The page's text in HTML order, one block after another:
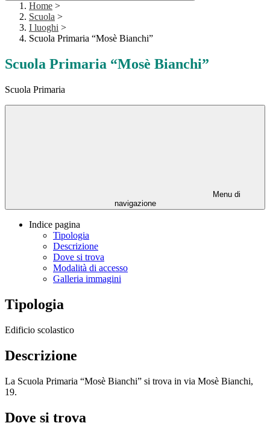
Home >
Scuola >
I luoghi >
Scuola Primaria “Mosè Bianchi”
Scuola Primaria “Mosè Bianchi”
Scuola Primaria
Menu di
navigazione
Indice pagina
Tipologia
Descrizione
Dove si trova
Modalità di accesso
Galleria immagini
Tipologia
Edificio scolastico
Descrizione
La Scuola Primaria “Mosè Bianchi” si trova in via Mosè Bianchi,
19.
Dove si trova